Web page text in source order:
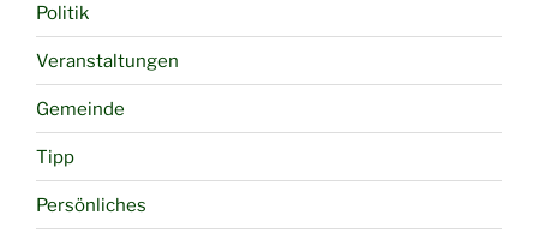
Politik
Veranstaltungen
Gemeinde
Tipp
Persönliches